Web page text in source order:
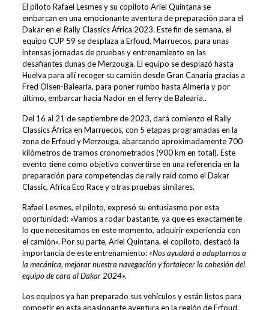
El piloto Rafael Lesmes y su copiloto Ariel Quintana se
embarcan en una emocionante aventura de preparación para el
Dakar en el Rally Classics África 2023. Este fin de semana, el
equipo CUP 59 se desplaza a Erfoud, Marruecos, para unas
intensas jornadas de pruebas y entrenamiento en las
desafiantes dunas de Merzouga. El equipo se desplazó hasta
Huelva para allí recoger su camión desde Gran Canaria gracias a
Fred Olsen-Balearia, para poner rumbo hasta Almería y por
último, embarcar hacia Nador en el ferry de Balearia..
Del 16 al 21 de septiembre de 2023, dará comienzo el Rally
Classics África en Marruecos, con 5 etapas programadas en la
zona de Erfoud y Merzouga, abarcando aproximadamente 700
kilómetros de tramos cronometrados (900 km en total). Este
evento tiene como objetivo convertirse en una referencia en la
preparación para competencias de rally raid como el Dakar
Classic, Africa Eco Race y otras pruebas similares.
Rafael Lesmes, el piloto, expresó su entusiasmo por esta
oportunidad: «Vamos a rodar bastante, ya que es exactamente
lo que necesitamos en este momento, adquirir experiencia con
el camión». Por su parte, Ariel Quintana, el copiloto, destacó la
importancia de este entrenamiento: «Nos ayudará a adaptarnos a
la mecánica, mejorar nuestra navegación y fortalecer la cohesión del
equipo de cara al Dakar 2024».
Los equipos ya han preparado sus vehículos y están listos para
competir en esta apasionante aventura en la región de Erfoud,